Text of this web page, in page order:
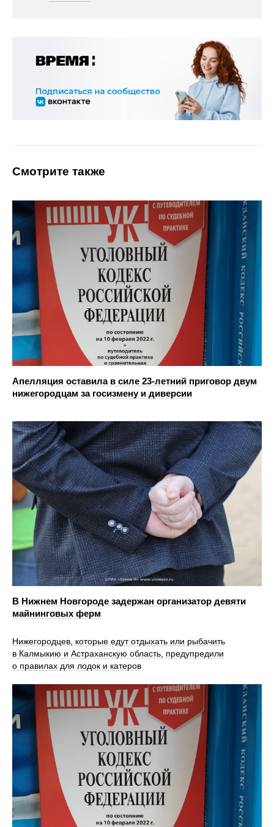
Смотрите также
Апелляция оставила в силе 23‑летний приговор двум
нижегородцам за госизмену и диверсии
В Нижнем Новгороде задержан организатор девяти
майнинговых ферм
Нижегородцев, которые едут отдыхать или рыбачить
в Калмыкию и Астраханскую область, предупредили
о правилах для лодок и катеров